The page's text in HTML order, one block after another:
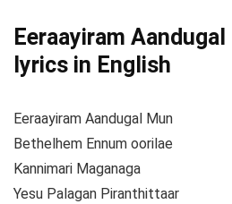
Eeraayiram
lyrics in English
Eeraayiram Aandugal Mun
Bethelhem Ennum oorilae
Kannimari Maganaga
Yesu Palagan Piranthittaar